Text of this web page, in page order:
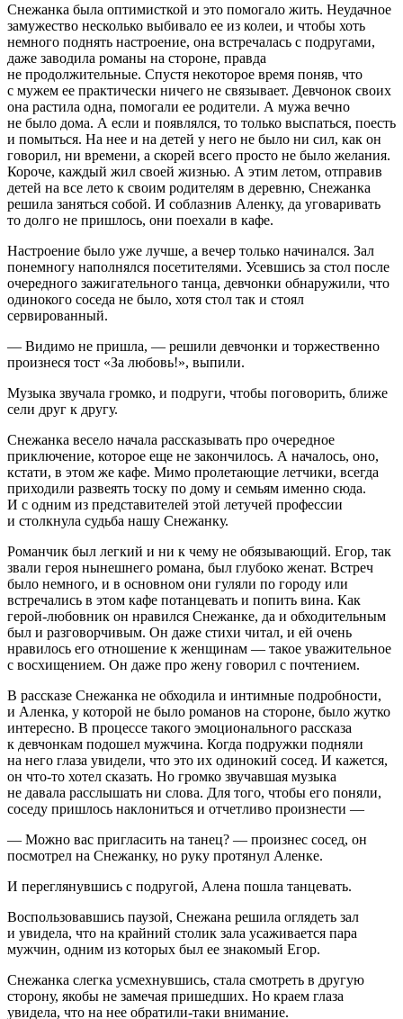
Снежанка была оптимисткой и это помогало жить. Неудачное
замужество несколько выбивало ее из колеи, и чтобы хоть
немного поднять настроение, она встречалась с подругами,
даже заводила романы на стороне, правда
не продолжительные. Спустя некоторое время поняв, что
с мужем ее практически ничего не связывает. Девчонок своих
она растила одна, помогали ее родители. А мужа вечно
не было дома. А если и появлялся, то только выспаться, поесть
и помыться. На нее и на детей у него не было ни сил, как он
говорил, ни времени, а скорей всего просто не было желания.
Короче, каждый жил своей жизнью. А этим летом, отправив
детей на все лето к своим родителям в деревню, Снежанка
решила заняться собой. И соблазнив Аленку, да уговаривать
то долго не пришлось, они поехали в кафе.
Настроение было уже лучше, а вечер только начинался. Зал
понемногу наполнялся посетителями. Усевшись за стол после
очередного зажигательного танца, девчонки обнаружили, что
одинокого соседа не было, хотя стол так и стоял
сервированный.
— Видимо не пришла, — решили девчонки и торжественно
произнеся тост «За любовь!», выпили.
Музыка звучала громко, и подруги, чтобы поговорить, ближе
сели друг к другу.
Снежанка весело начала рассказывать про очередное
приключение, которое еще не закончилось. А началось, оно,
кстати, в этом же кафе. Мимо пролетающие летчики, всегда
приходили развеять тоску по дому и семьям именно сюда.
И с одним из представителей этой летучей профессии
и столкнула судьба нашу Снежанку.
Романчик был легкий и ни к чему не обязывающий. Егор, так
звали героя нынешнего романа, был глубоко женат. Встреч
было немного, и в основном они гуляли по городу или
встречались в этом кафе потанцевать и попить вина. Как
герой-любовник он нравился Снежанке, да и обходительным
был и разговорчивым. Он даже стихи читал, и ей очень
нравилось его отношение к женщинам — такое уважительное
с восхищением. Он даже про жену говорил с почтением.
В рассказе Снежанка не обходила и интимные подробности,
и Аленка, у которой не было романов на стороне, было жутко
интересно. В процессе такого эмоционального рассказа
к девчонкам подошел мужчина. Когда подружки подняли
на него глаза увидели, что это их одинокий сосед. И кажется,
он что-то хотел сказать. Но громко звучавшая музыка
не давала расслышать ни слова. Для того, чтобы его поняли,
соседу пришлось наклониться и отчетливо произнести —
— Можно вас пригласить на танец? — произнес сосед, он
посмотрел на Снежанку, но руку протянул Аленке.
И переглянувшись с подругой, Алена пошла танцевать.
Воспользовавшись паузой, Снежана решила оглядеть зал
и увидела, что на крайний столик зала усаживается пара
мужчин, одним из которых был ее знакомый Егор.
Снежанка слегка усмехнувшись, стала смотреть в другую
сторону, якобы не замечая пришедших. Но краем глаза
увидела, что на нее обратили-таки внимание.